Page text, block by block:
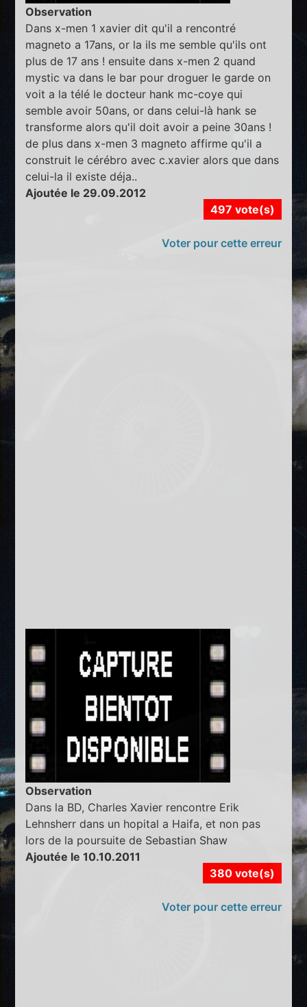
Observation
Dans x-men 1 xavier dit qu'il a rencontré
magneto a 17ans, or la ils me semble qu'ils ont
plus de 17 ans ! ensuite dans x-men 2 quand
mystic va dans le bar pour droguer le garde on
voit a la télé le docteur hank mc-coye qui
semble avoir 50ans, or dans celui-là hank se
transforme alors qu'il doit avoir a peine 30ans !
de plus dans x-men 3 magneto affirme qu'il a
construit le cérébro avec c.xavier alors que dans
celui-la il existe déja..
Ajoutée le 29.09.2012
497 vote(s)
Voter pour cette erreur
Observation
Dans la BD, Charles Xavier rencontre Erik
Lehnsherr dans un hopital a Haifa, et non pas
lors de la poursuite de Sebastian Shaw
Ajoutée le 10.10.2011
380 vote(s)
Voter pour cette erreur